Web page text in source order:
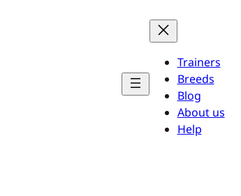
Trainers
Breeds
Blog
About us
Help